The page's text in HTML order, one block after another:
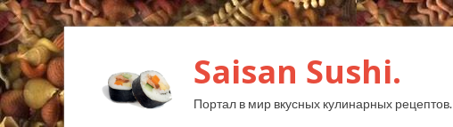
Saisan Sushi.
Портал в мир вкусных кулинарных рецептов.